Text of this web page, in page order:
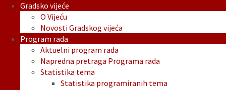
Gradsko vijeće
O Vijeću
Novosti Gradskog vijeća
Program rada
Aktuelni program rada
Napredna pretraga Programa rada
Statistika tema
Statistika programiranih tema